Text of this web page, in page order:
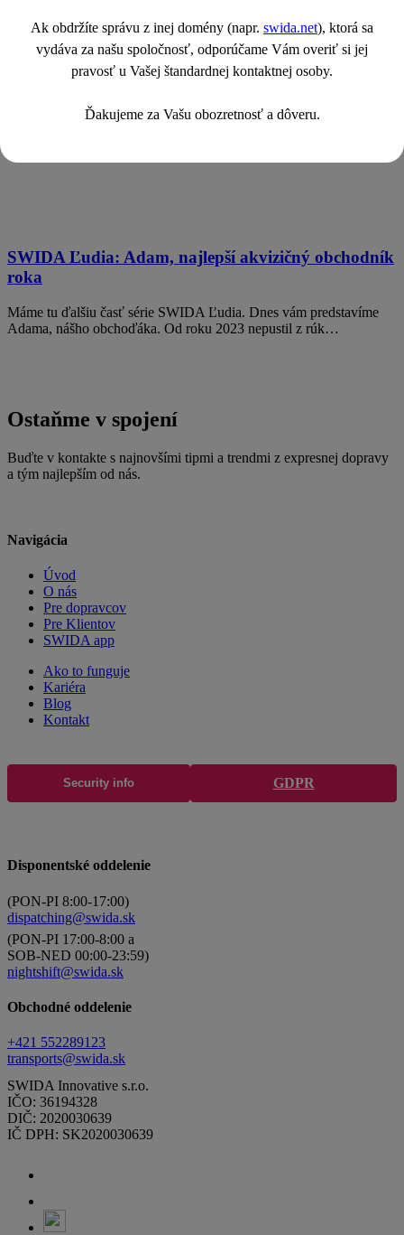
Ak obdržíte správu z inej domény (napr. swida.net), ktorá sa
vydáva za našu spoločnosť, odporúčame Vám overiť si jej
pravosť u Vašej štandardnej kontaktnej osoby.
Ďakujeme za Vašu obozretnosť a dôveru.
Zavedenie tachografov pre vozidlá do 3,5 tony: Aké
sú riešenia pre expresnú prepravu? (2. časť)
SWIDA Ľudia: Adam, najlepší akvizičný obchodník
roka
Máme tu ďalšiu časť série SWIDA Ľudia. Dnes vám predstavíme
Adama, nášho obchoďáka. Od roku 2023 nepustil z rúk…
Ostaňme v spojení
Buďte v kontakte s najnovšími tipmi a trendmi z expresnej dopravy
a tým najlepším od nás.
Navigácia
Úvod
O nás
Pre dopravcov
Pre Klientov
SWIDA app
Ako to funguje
Kariéra
Blog
Kontakt
Security info GDPR
Disponentské oddelenie
(PON-PI 8:00-17:00)
dispatching@swida.sk
(PON-PI 17:00-8:00 a
SOB-NED 00:00-23:59)
nightshift@swida.sk
Obchodné oddelenie
+421 552289123
transports@swida.sk
SWIDA Innovative s.r.o.
IČO: 36194328
DIČ: 2020030639
IČ DPH: SK2020030639